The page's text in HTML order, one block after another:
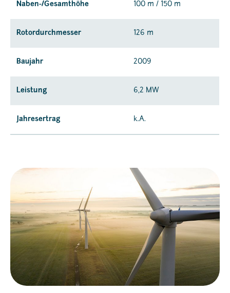
Naben-/Gesamthöhe 100 m / 150 m
Rotordurchmesser 126 m
Baujahr 2009
Leistung 6,2 MW
Jahresertrag k.A.